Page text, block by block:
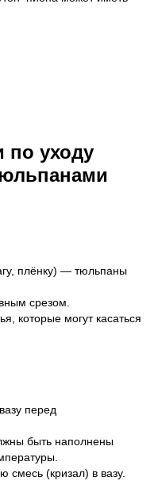
по уходу
плёнку) — тюльпаны
срезом.
которые могут касаться
перед
быть наполнены
смесь (кризал) в вазу.